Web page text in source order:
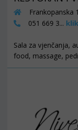
051 669 3...
Sala za vjenčanja,
food, massage,